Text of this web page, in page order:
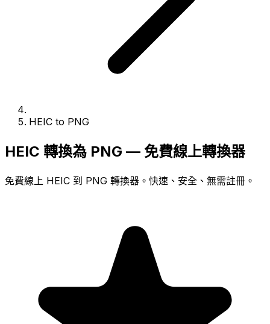
HEIC to PNG
HEIC 轉換為 PNG — 免費線上轉換器
免費線上 HEIC 到 PNG 轉換器。快速、安全、無需註冊。